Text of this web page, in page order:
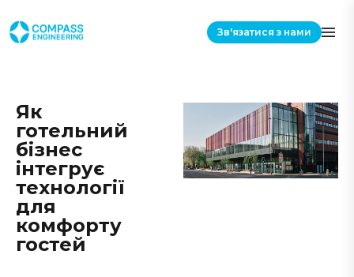
Зв'язатися з нами
Як
готельний
бізнес
інтегрує
технології
для
комфорту
гостей